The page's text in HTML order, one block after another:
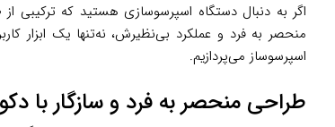
اگر به دنبال دستگاه اسپرسوسازی هستید که ترکیبی از
منحصر به فرد و عملکرد بی‌نظیرش، نه‌تنها یک ابزار
اسپرسوساز می‌پردازیم.
طراحی منحصر به فرد و سازگار با